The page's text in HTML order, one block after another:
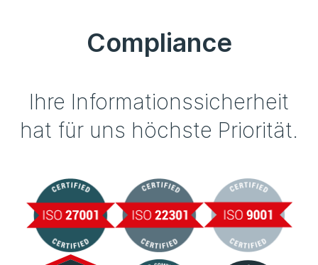
Compliance
Ihre Informationssicherheit
hat für uns höchste Priorität.